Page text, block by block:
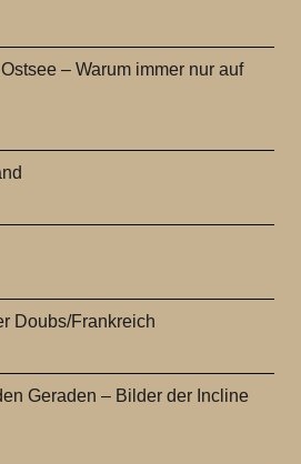
– Warum immer nur auf
Doubs/Frankreich
Geraden – Bilder der Incline